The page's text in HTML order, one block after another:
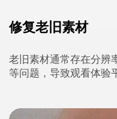
修复老旧素材
老旧素材通常存在分辨
等问题，导致观看体验